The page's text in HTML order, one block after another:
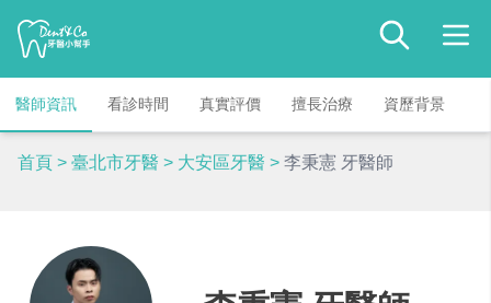
醫師資訊 看診時間 真實評價 擅長治療 資歷背景
首頁 > 臺北市牙醫 > 大安區牙醫 > 李秉憲 牙醫師